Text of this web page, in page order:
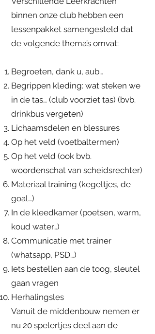
binnen onze club hebben een
lessenpakket samengesteld dat
de volgende thema’s omvat:
Begroeten, dank u, aub…
Begrippen kleding: wat steken we
in de tas… (club voorziet tas) (bvb.
drinkbus vergeten)
Lichaamsdelen en blessures
Op het veld (voetbaltermen)
Op het veld (ook bvb.
woordenschat van scheidsrechter)
Materiaal training (kegeltjes, de
goal…)
In de kleedkamer (poetsen, warm,
koud water…)
Communicatie met trainer
(whatsapp, PSD…)
Iets bestellen aan de toog, sleutel
gaan vragen
Herhalingsles
Vanuit de middenbouw nemen er
nu 20 spelertjes deel aan de